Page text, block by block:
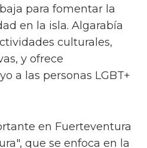
para fomentar la
en la isla. Algarabía
culturales,
y ofrece
a las personas LGBT+
en Fuerteventura
que se enfoca en la